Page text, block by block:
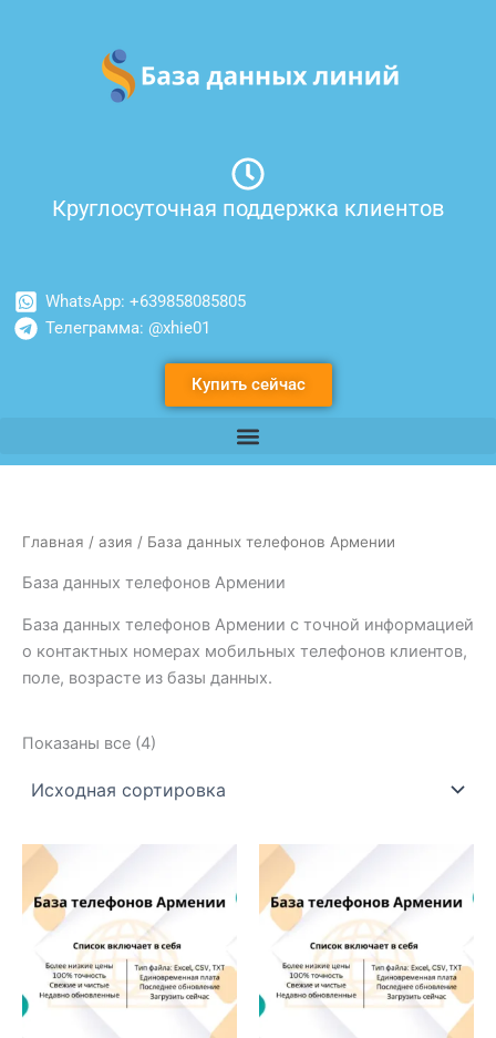
содержимому
Круглосуточная поддержка клиентов
WhatsApp: +639858085805
Телеграмма: @xhie01
Купить сейчас
Главная / азия / База данных телефонов Армении
База данных телефонов Армении
База данных телефонов Армении с точной информацией
о контактных номерах мобильных телефонов клиентов,
поле, возрасте из базы данных.
Показаны все (4)